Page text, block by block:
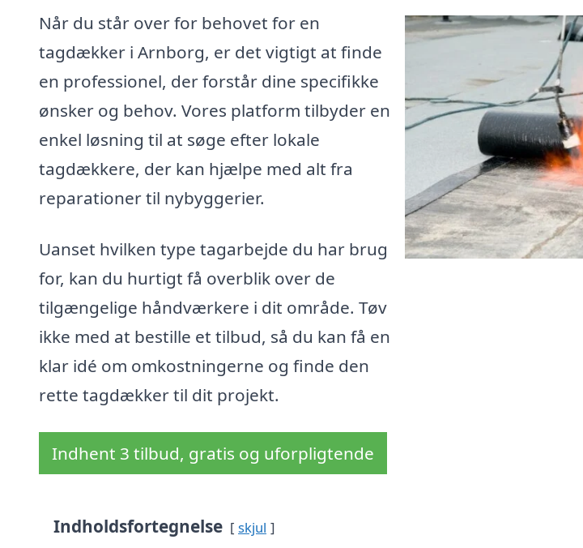
Når du står over for behovet for en
tagdækker i Arnborg, er det vigtigt at finde
en professionel, der forstår dine specifikke
ønsker og behov. Vores platform tilbyder en
enkel løsning til at søge efter lokale
tagdækkere, der kan hjælpe med alt fra
reparationer til nybyggerier.
Uanset hvilken type tagarbejde du har brug
for, kan du hurtigt få overblik over de
tilgængelige håndværkere i dit område. Tøv
ikke med at bestille et tilbud, så du kan få en
klar idé om omkostningerne og finde den
rette tagdækker til dit projekt.
Indhent 3 tilbud, gratis og uforpligtende
Indholdsfortegnelse skjul